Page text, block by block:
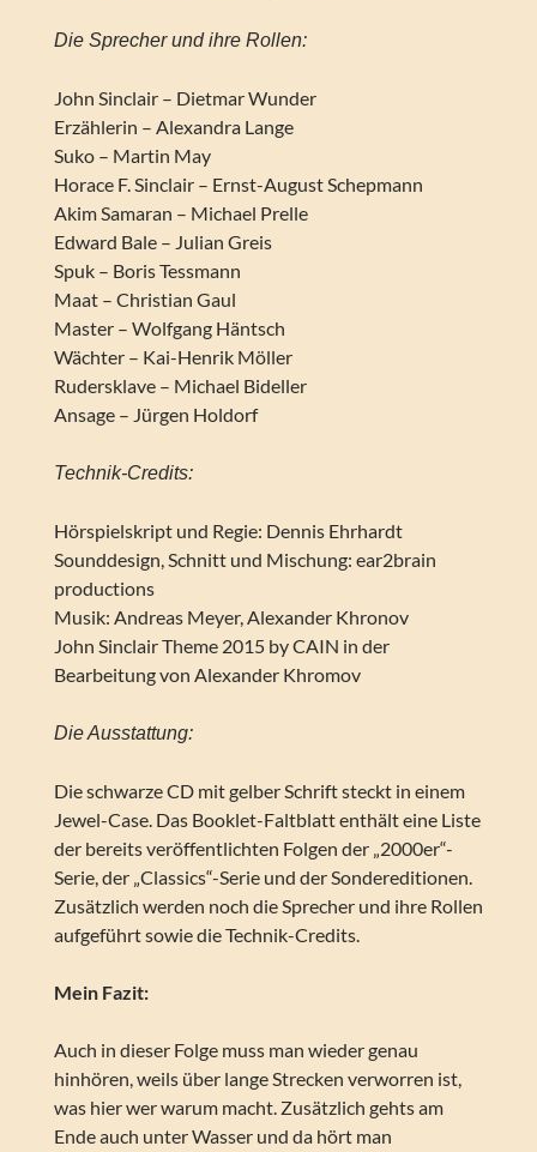
Die Sprecher und ihre Rollen:
John Sinclair – Dietmar Wunder
Erzählerin – Alexandra Lange
Suko – Martin May
Horace F. Sinclair – Ernst-August Schepmann
Akim Samaran – Michael Prelle
Edward Bale – Julian Greis
Spuk – Boris Tessmann
Maat – Christian Gaul
Master – Wolfgang Häntsch
Wächter – Kai-Henrik Möller
Rudersklave – Michael Bideller
Ansage – Jürgen Holdorf
Technik-Credits:
Hörspielskript und Regie: Dennis Ehrhardt
Sounddesign, Schnitt und Mischung: ear2brain
productions
Musik: Andreas Meyer, Alexander Khronov
John Sinclair Theme 2015 by CAIN in der
Bearbeitung von Alexander Khromov
Die Ausstattung:
Die schwarze CD mit gelber Schrift steckt in einem
Jewel-Case. Das Booklet-Faltblatt enthält eine Liste
der bereits veröffentlichten Folgen der „2000er“-
Serie, der „Classics“-Serie und der Sondereditionen.
Zusätzlich werden noch die Sprecher und ihre Rollen
aufgeführt sowie die Technik-Credits.
Mein Fazit:
Auch in dieser Folge muss man wieder genau
hinhören, weils über lange Strecken verworren ist,
was hier wer warum macht. Zusätzlich gehts am
Ende auch unter Wasser und da hört man